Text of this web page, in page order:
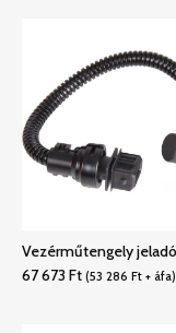
Vezérműtengely jeladó
67 673Ft (53 286 Ft + áfa)